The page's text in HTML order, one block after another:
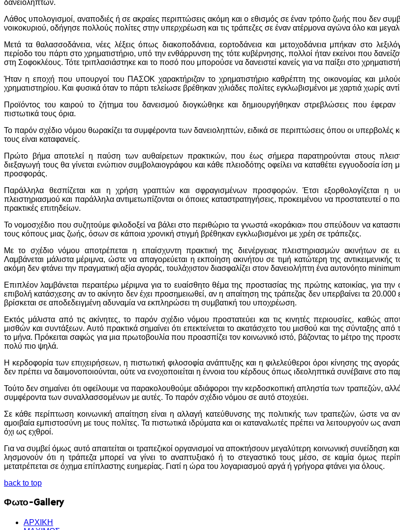
δανειοληπτών.
Λάθος υπολογισμοί, αναποδιές ή σε ακραίες περιπτώσεις ακόμη και ο εθισμός σε έναν τρόπο ζωής που δεν
νοικοκυριού, οδήγησε πολλούς πολίτες στην υπερχρέωση και τις τράπεζες σε έναν ατέρμονα αγώνα όλο και
Μετά τα θαλασσοδάνεια, νέες λέξεις όπως διακοποδάνεια, εορτοδάνεια και μετοχοδάνεια μπήκαν στο
περίοδο του πάρτι στο χρηματιστήριο, υπό την ενθάρρυνση της τότε κυβέρνησης, πολλοί ήταν εκείνοι που
στη Σοφοκλέους. Τότε τριπλασιάστηκε και το ποσό που μπορούσε να δανειστεί κανείς για να παίξει στο
Ήταν η εποχή που υπουργοί του ΠΑΣΟΚ χαρακτήριζαν το χρηματιστήριο καθρέπτη της οικονομίας και
χρηματιστηρίου. Και φυσικά όταν το πάρτι τελείωσε βρέθηκαν χιλιάδες πολίτες εγκλωβισμένοι με χαρτιά χωρίς
Προϊόντος του καιρού το ζήτημα του δανεισμού διογκώθηκε και δημιουργήθηκαν στρεβλώσεις που έφεραν
πιστωτικά τους όρια.
Το παρόν σχέδιο νόμου θωρακίζει τα συμφέροντα των δανειοληπτών, ειδικά σε περιπτώσεις όπου οι υπερβολές
τους είναι καταφανείς.
Πρώτο βήμα αποτελεί η παύση των αυθαίρετων πρακτικών, που έως σήμερα παρατηρούνται στους
διεξαγωγή τους θα γίνεται ενώπιον συμβολαιογράφου και κάθε πλειοδότης οφείλει να καταθέτει εγγυοδοσία ίση
προσφοράς.
Παράλληλα θεσπίζεται και η χρήση γραπτών και σφραγισμένων προσφορών. Έτσι εξορθολογίζεται η
πλειστηριασμού και παράλληλα αντιμετωπίζονται οι όποιες καταστρατηγήσεις, προκειμένου να προστατευτεί ο
πρακτικές επιτηδείων.
Το νομοσχέδιο που συζητούμε φιλοδοξεί να βάλει στο περιθώριο τα γνωστά «κοράκια» που σπεύδουν να
τους κόπους μιας ζωής, όσων σε κάποια χρονική στιγμή βρέθηκαν εγκλωβισμένοι με χρέη σε τράπεζες.
Με το σχέδιο νόμου αποτρέπεται η επαίσχυντη πρακτική της διενέργειας πλειστηριασμών ακινήτων σε
Λαμβάνεται μάλιστα μέριμνα, ώστε να απαγορεύεται η εκποίηση ακινήτου σε τιμή κατώτερη της αντικειμενικής
ακόμη δεν φτάνει την πραγματική αξία αγοράς, τουλάχιστον διασφαλίζει στον δανειολήπτη ένα αυτονόητο
Επιπλέον λαμβάνεται περαιτέρω μέριμνα για το ευαίσθητο θέμα της προστασίας της πρώτης κατοικίας, για την
επιβολή κατάσχεσης αν το ακίνητο δεν έχει προσημειωθεί, αν η απαίτηση της τράπεζας δεν υπερβαίνει τα
βρίσκεται σε αποδεδειγμένη αδυναμία να εκπληρώσει τη συμβατική του υποχρέωση.
Εκτός μάλιστα από τις ακίνητες, το παρόν σχέδιο νόμου προστατεύει και τις κινητές περιουσίες, καθώς
μισθών και συντάξεων. Αυτό πρακτικά σημαίνει ότι επεκτείνεται το ακατάσχετο του μισθού και της σύνταξης
το μήνα. Πρόκειται σαφώς για μια πρωτοβουλία που προασπίζει τον κοινωνικό ιστό, βάζοντας το μέτρο της
πολύ πιο ψηλά.
Η κερδοφορία των επιχειρήσεων, η πιστωτική φιλοσοφία ανάπτυξης και η φιλελεύθεροι όροι κίνησης της
δεν πρέπει να δαιμονοποιούνται, ούτε να ενοχοποιείται η έννοια του κέρδους όπως ιδεοληπτικά συνέβαινε στο
Τούτο δεν σημαίνει ότι οφείλουμε να παρακολουθούμε αδιάφοροι την κερδοσκοπική απληστία των τραπεζών,
συμφέροντα των συναλλασσομένων με αυτές. Το παρόν σχέδιο νόμου σε αυτό στοχεύει.
Σε κάθε περίπτωση κοινωνική απαίτηση είναι η αλλαγή κατεύθυνσης της πολιτικής των τραπεζών, ώστε να
αμοιβαία εμπιστοσύνη με τους πολίτες. Τα πιστωτικά ιδρύματα και οι καταναλωτές πρέπει να λειτουργούν ως
όχι ως εχθροί.
Για να συμβεί όμως αυτό απαιτείται οι τραπεζικοί οργανισμοί να αποκτήσουν μεγαλύτερη κοινωνική συνείδηση
λησμονούν ότι η τράπεζα μπορεί να γίνει το αναπτυξιακό ή το στεγαστικό τους μέσο, σε καμία όμως
μετατρέπεται σε όχημα επίπλαστης ευημερίας. Γιατί η ώρα του λογαριασμού αργά ή γρήγορα φτάνει για όλους.
back to top
Φωτο-Gallery
ΑΡΧΙΚΗ